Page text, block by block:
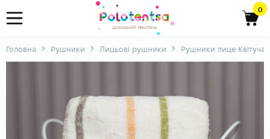
0
Головна Рушники Лицьові рушники Рушники лице Квітуча